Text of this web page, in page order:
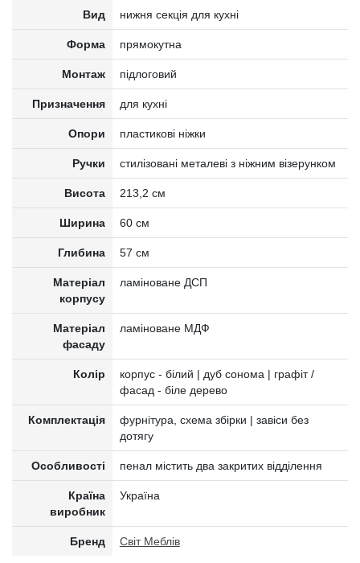
Вид нижня секція для кухні
Форма прямокутна
Монтаж підлоговий
Призначення для кухні
Опори пластикові ніжки
Ручки стилізовані металеві з ніжним візерунком
Висота 213,2 см
Ширина 60 см
Глибина 57 см
Матеріал
корпусу
ламіноване ДСП
Матеріал
фасаду
ламіноване МДФ
Колір
корпус - білий | дуб сонома | графіт /
фасад - біле дерево
Комплектація
фурнітура, схема збірки | завіси без
дотягу
Особливості пенал містить два закритих відділення
Країна
виробник
Україна
Бренд Світ Меблів